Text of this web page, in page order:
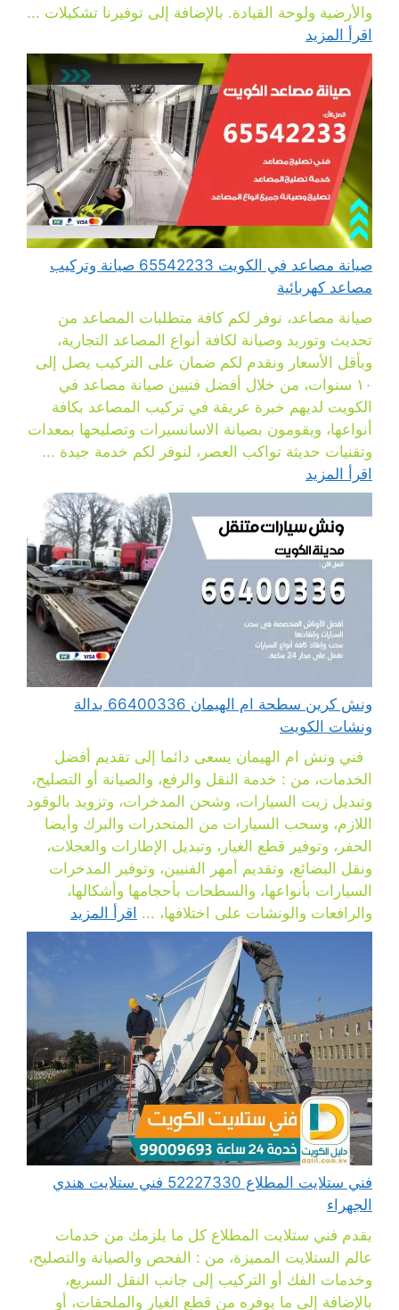
والأرضية ولوحة القيادة. بالإضافة إلى توفيرنا تشكيلات ...
اقرأ المزيد
صيانة مصاعد في الكويت 65542233 صيانة وتركيب
مصاعد كهربائية
صيانة مصاعد، نوفر لكم كافة متطلبات المصاعد من
تحديث وتوريد وصيانة لكافة أنواع المصاعد التجارية،
وبأقل الأسعار ونقدم لكم ضمان على التركيب يصل إلى
١٠ سنوات، من خلال أفضل فنيين صيانة مصاعد في
الكويت لديهم خبرة عريقة في تركيب المصاعد بكافة
أنواعها، ويقومون بصيانة الاسانسيرات وتصليحها بمعدات
وتقنيات حديثة تواكب العصر، لنوفر لكم خدمة جيدة ...
اقرأ المزيد
ونش كرين سطحة ام الهيمان 66400336 بدالة
ونشات الكويت
فني ونش ام الهيمان يسعى دائما إلى تقديم أفضل
الخدمات، من : خدمة النقل والرفع، والصيانة أو التصليح،
وتبديل زيت السيارات، وشحن المدخرات، وتزويد بالوقود
اللازم، وسحب السيارات من المنحدرات والبرك وأيضا
الحفر، وتوفير قطع الغيار، وتبديل الإطارات والعجلات،
ونقل البضائع، وتقديم أمهر الفنيين، وتوفير المدخرات
السيارات بأنواعها، والسطحات بأحجامها وأشكالها،
والرافعات والونشات على اختلافها، ... اقرأ المزيد
فني ستلايت المطلاع 52227330 فني ستلايت هندي
الجهراء
يقدم فني ستلايت المطلاع كل ما يلزمك من خدمات
عالم الستلايت المميزة، من : الفحص والصيانة والتصليح،
وخدمات الفك أو التركيب إلى جانب النقل السريع،
بالإضافة إلى ما يوفره من قطع الغيار والملحقات، أو